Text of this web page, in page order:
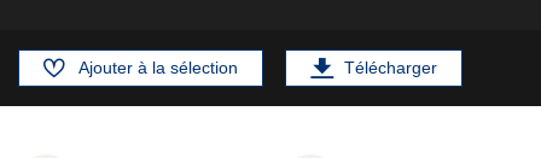
Ajouter à la sélection Télécharger